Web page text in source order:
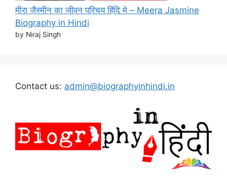
मीरा जैस्मीन का जीवन परिचय हिंदि मे – Meera Jasmine
Biography in Hindi
by Niraj Singh
Contact us: admin@biographyinhindi.in